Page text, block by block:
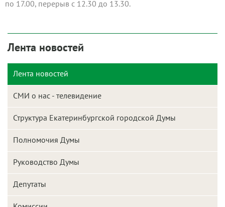
по 17.00, перерыв с 12.30 до 13.30.
Лента новостей
Лента новостей
СМИ о нас - телевидение
Структура Екатеринбургской городской Думы
Полномочия Думы
Руководство Думы
Депутаты